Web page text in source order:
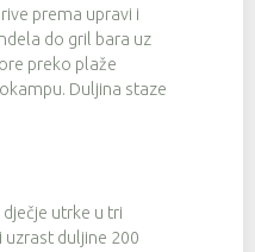
prema upravi i
do gril bara uz
preko plaže
Duljina staze
utrke u tri
uzrast duljine 200